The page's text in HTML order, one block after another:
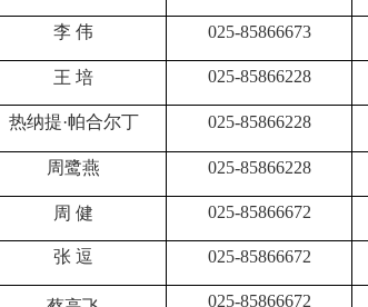
李 伟 025-85866673
王 培 025-85866228
热纳提·帕合尔丁 025-85866228
周鹭燕 025-85866228
周 健 025-85866672
张 逗 025-85866672
025-85866672